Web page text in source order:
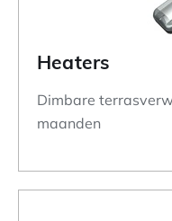
Heaters
Dimbare
maanden